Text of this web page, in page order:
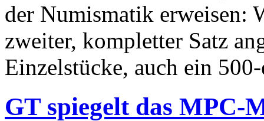
der Numismatik erweisen:
zweiter, kompletter Satz
Einzelstücke, auch ein
GT spiegelt das MPC-